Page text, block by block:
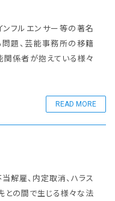
ンフルエンサー等の著名
問題、芸能事務所の移籍
関係者が抱えている様々
READ MORE
解雇、内定取消、ハラス
との間で生じる様々な法